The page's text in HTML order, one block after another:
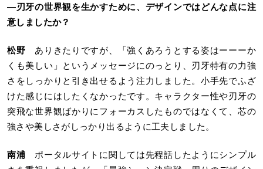
―刃牙の世界観を生かすために、デザインではどんな点に注
意しましたか？
松野 ありきたりですが、「強くあろうとする姿はーーーか
くも美しい」というメッセージにのっとり、刃牙特有の力強
さをしっかりと引き出せるよう注力しました。小手先でふざ
けた感じにはしたくなかったです。キャラクター性や刃牙の
突飛な世界観ばかりにフォーカスしたものではなくて、芯の
強さや美しさがしっかり出るように工夫しました。
南浦 ポータルサイトに関しては先程話したようにシンプル